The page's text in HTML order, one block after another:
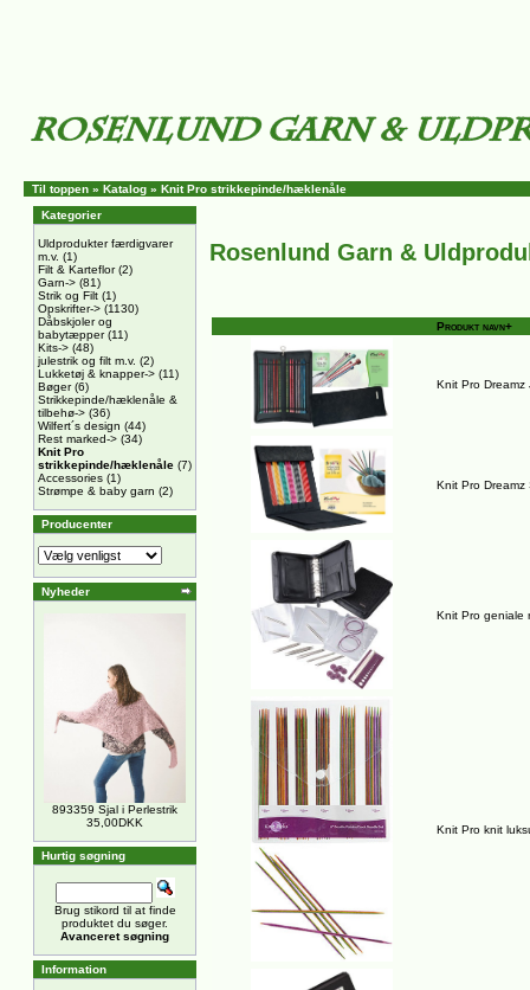
Til toppen » Katalog » Knit Pro strikkepinde/hæklenåle
Kategorier
Uldprodukter færdigvarer
m.v. (1)
Filt & Karteflor(2)
Garn-> (81)
Strik og Filt (1)
Opskrifter-> (1130)
Dåbskjoler og
babytæpper(11)
Kits-> (48)
julestrik og filt m.v. (2)
Lukketøj & knapper-> (11)
Bøger(6)
Strikkepinde/hæklenåle &
tilbehø-> (36)
Wilfert´s design (44)
Rest marked-> (34)
Knit Pro
strikkepinde/hæklenåle (7)
Accessories (1)
Strømpe & baby garn (2)
Producenter
Nyheder
893359 Sjal i Perlestrik
35,00DKK
Hurtig søgning
Brug stikord til at finde
produktet du søger.
Avanceret søgning
Information
Rosenlund Garn &
Produkt navn+
Knit Pro
Knit Pro
Knit Pro geniale
Knit Pro knit